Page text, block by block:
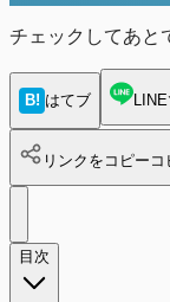
チェックしてあと
B! はてブ
リンクをコピー コ
目次